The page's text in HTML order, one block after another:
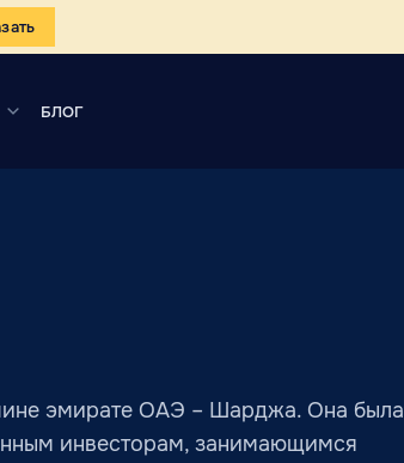
БЛОГ
эмирате ОАЭ – Шарджа. Она была
инвесторам, занимающимся